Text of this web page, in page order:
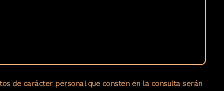
de carácter personal que consten en la consulta serán